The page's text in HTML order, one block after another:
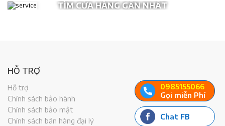
TÌM CỬA HÀNG GẦN NHẤT
0985155066
Gọi miễn Phí
Chat FB
HỖ TRỢ
Hỗ trợ
Chính sách bảo hành
Chính sách bảo mật
Chính sách bán hàng đại lý